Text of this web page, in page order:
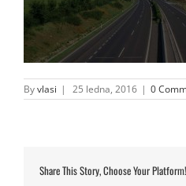
Byvlasi | 25 ledna, 2016 | 0
Share This Story, Choose Your Platform!